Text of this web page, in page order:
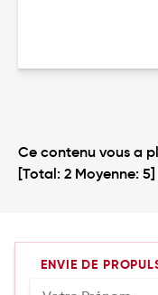
Ce contenu vous a
[Total: 2 Moyenne: 5]
ENVIE DE